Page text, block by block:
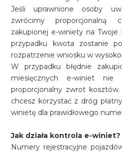
Jeśli uprawnione osoby
zwrócimy proporcjonalną
zakupionej e-winiety na
przypadku kwota zostanie
rozpatrzenie wniosku w
W przypadku błędnie
miesięcznych e-winiet
proporcjonalny zwrot
chcesz korzystać z dróg
winietę dla prawidłowego
Jak działa kontrola e-winiet?
Numery rejestracyjne